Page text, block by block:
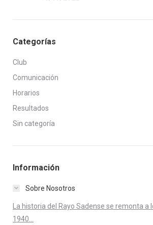
Categorías
Club
Comunicación
Horarios
Resultados
Sin categoría
Información
Sobre Nosotros
La historia del Rayo Sadense se remonta a
1940...